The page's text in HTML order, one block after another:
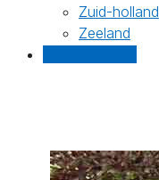
Zuid-holland
Zeeland